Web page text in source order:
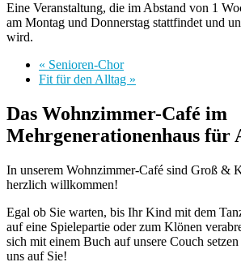
Eine Veranstaltung, die im Abstand von 1
am Montag und Donnerstag stattfindet und
wird.
« Senioren-Chor
Fit für den Alltag »
Das Wohnzimmer-Café im
Mehrgenerationenhaus für
In unserem Wohnzimmer-Café sind Groß &
herzlich willkommen!
Egal ob Sie warten, bis Ihr Kind mit dem
auf eine Spielepartie oder zum Klönen
sich mit einem Buch auf unsere Couch
uns auf Sie!